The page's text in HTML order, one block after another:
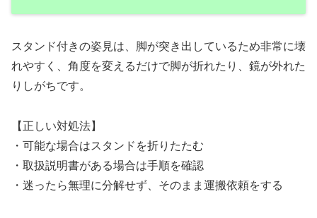
スタンド付きの姿見は、脚が突き出しているため非常に壊
れやすく、角度を変えるだけで脚が折れたり、鏡が外れた
りしがちです。
【正しい対処法】
・可能な場合はスタンドを折りたたむ
・取扱説明書がある場合は手順を確認
・迷ったら無理に分解せず、そのまま運搬依頼をする